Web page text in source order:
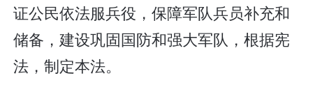
证公民依法服兵役，保障军队兵员补充和
储备，建设巩固国防和强大军队，根据宪
法，制定本法。